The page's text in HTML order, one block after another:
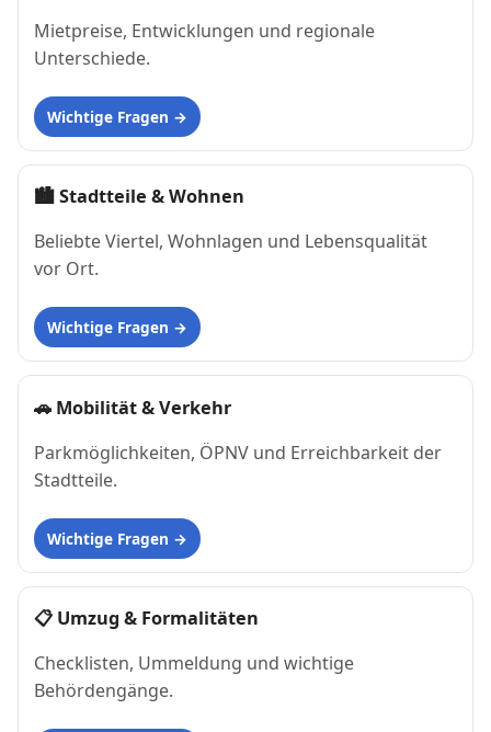
Mietpreise, Entwicklungen und regionale
Unterschiede.
Wichtige Fragen
🏙Stadtteile & Wohnen
Beliebte Viertel, Wohnlagen und Lebensqualität
vor Ort.
Wichtige Fragen
🚗 Mobilität & Verkehr
Parkmöglichkeiten, ÖPNV und Erreichbarkeit der
Stadtteile.
Wichtige Fragen
📋 Umzug & Formalitäten
Checklisten, Ummeldung und wichtige
Behördengänge.